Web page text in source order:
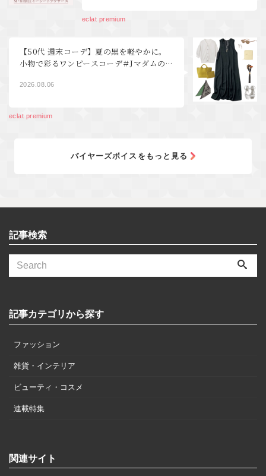
eclat premium
【50代 週末コーデ】夏の黒を軽やかに。
小物で彩るワンピースコーデ＃Jマダムの
2026.08.06
eclat premium
バイヤーズボイスをもっと見る
記事検索
記事カテゴリから探す
ファッション
雑貨・インテリア
ビューティ・コスメ
連載特集
関連サイト